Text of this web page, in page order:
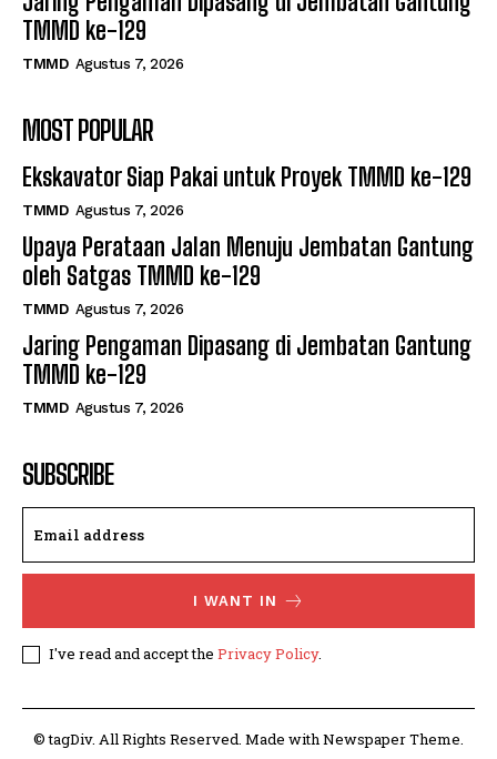
TMMD ke-129
TMMD Agustus 7, 2026
MOST POPULAR
Ekskavator Siap Pakai untuk Proyek TMMD ke-129
TMMD Agustus 7, 2026
Upaya Perataan Jalan Menuju Jembatan Gantung
oleh Satgas TMMD ke-129
TMMD Agustus 7, 2026
Jaring Pengaman Dipasang di Jembatan Gantung
TMMD ke-129
TMMD Agustus 7, 2026
SUBSCRIBE
I WANT IN
I've read and accept the Privacy Policy.
© tagDiv. All Rights Reserved. Made with Newspaper Theme.